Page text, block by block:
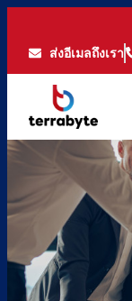
ส่งอีเมลถึงเรา